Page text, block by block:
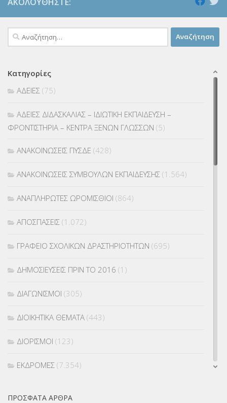
Αναζήτηση
για:
Κατηγορίες
ΑΔΕΙΕΣ (75)
ΑΔΕΙΕΣ ΔΙΔΑΣΚΑΛΙΑΣ – ΙΔΙΩΤΙΚΗ ΕΚΠΑΙΔΕΥΣΗ –
ΦΡΟΝΤΙΣΤΗΡΙΑ – ΚΕΝΤΡΑ ΞΕΝΩΝ ΓΛΩΣΣΩΝ (5)
ΑΝΑΚΟΙΝΩΣΕΙΣ ΠΥΣΔΕ (428)
ΑΝΑΚΟΙΝΩΣΕΙΣ ΣΥΜΒΟΥΛΩΝ ΕΚΠΑΙΔΕΥΣΗΣ (1.564)
ΑΝΑΠΛΗΡΩΤΕΣ ΩΡΟΜΙΣΘΙΟΙ (864)
ΑΠΟΣΠΑΣΕΙΣ (1.072)
ΓΡΑΦΕΙΟ ΣΧΟΛΙΚΩΝ ΔΡΑΣΤΗΡΙΟΤΗΤΩΝ (695)
ΔΗΜΟΣΙΕΥΣΕΙΣ ΠΡΙΝ ΤΟ 2016 (1)
ΔΙΑΓΩΝΙΣΜΟΙ (305)
ΔΙΟΙΚΗΤΙΚΑ ΘΕΜΑΤΑ (443)
ΔΙΟΡΙΣΜΟΙ (123)
ΕΚΔΡΟΜΕΣ (7.354)
ΠΡΌΣΦΑΤΑ ΆΡΘΡΑ